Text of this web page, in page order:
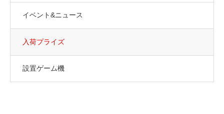
イベント&ニュース
入荷プライズ
設置ゲーム機